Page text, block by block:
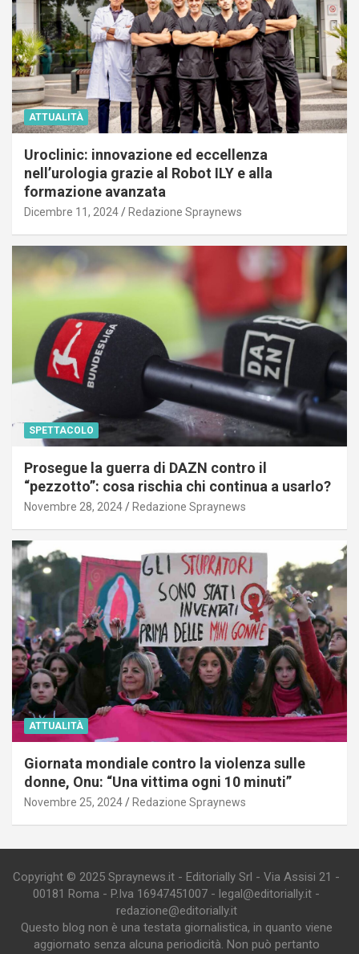
ATTUALITÀ
Uroclinic: innovazione ed eccellenza
nell’urologia grazie al Robot ILY e alla
formazione avanzata
Dicembre 11, 2024 Redazione Spraynews
SPETTACOLO
Prosegue la guerra di DAZN contro il
“pezzotto”: cosa rischia chi continua a usarlo?
Novembre 28, 2024 Redazione Spraynews
ATTUALITÀ
Giornata mondiale contro la violenza sulle
donne, Onu: “Una vittima ogni 10 minuti”
Novembre 25, 2024 Redazione Spraynews
Copyright © 2025 Spraynews.it - Editorially Srl - Via Assisi 21 -
00181 Roma - P.Iva 16947451007 - legal@editorially.it -
redazione@editorially.it
Questo blog non è una testata giornalistica, in quanto viene
aggiornato senza alcuna periodicità. Non può pertanto